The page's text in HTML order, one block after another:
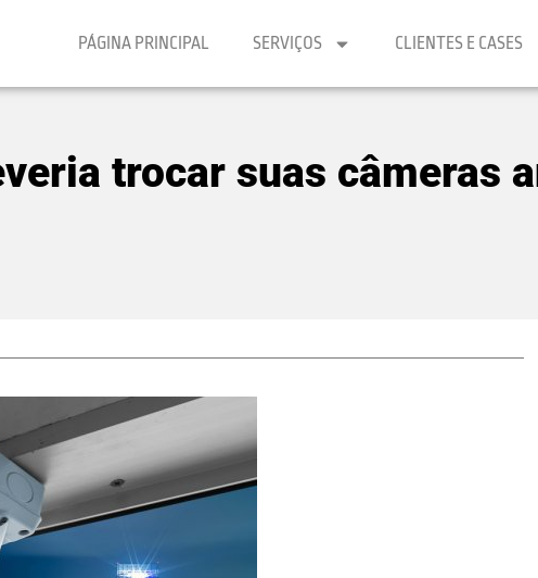
PÁGINA PRINCIPAL SERVIÇOS CLIENTES E CASES
trocar suas câmeras